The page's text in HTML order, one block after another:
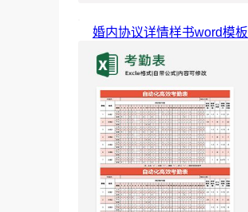
婚内协议详情样书word模板